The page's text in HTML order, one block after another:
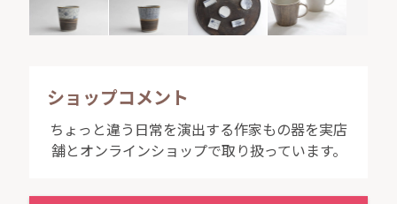
ショップコメント
ちょっと違う日常を演出する作家もの器を実店
舗とオンラインショップで取り扱っています。